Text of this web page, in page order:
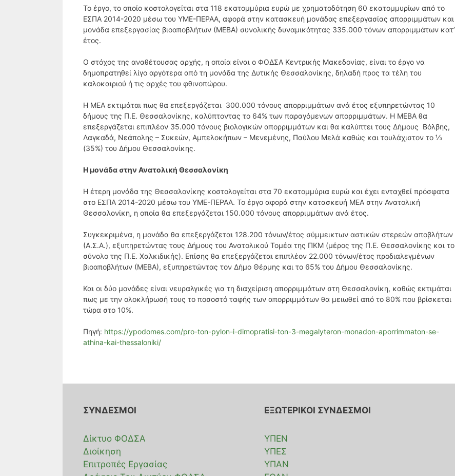
Το έργο, το οποίο κοστολογείται στα 118 εκατομμύρια ευρώ με χρηματοδότηση 60 εκατομμυρίων από το
ΕΣΠΑ 2014-2020 μέσω του ΥΜΕ-ΠΕΡΑΑ, αφορά στην κατασκευή μονάδας επεξεργασίας απορριμμάτων και
μονάδα επεξεργασίας βιοαποβλήτων (ΜΕΒΑ) συνολικής δυναμικότητας 335.000 τόνων απορριμμάτων κατ’
έτος.
Ο στόχος της αναθέτουσας αρχής, η οποία είναι ο ΦΟΔΣΑ Κεντρικής Μακεδονίας, είναι το έργο να
δημοπρατηθεί λίγο αργότερα από τη μονάδα της Δυτικής Θεσσαλονίκης, δηλαδή προς τα τέλη του
καλοκαιριού ή τις αρχές του φθινοπώρου.
Η ΜΕΑ εκτιμάται πως θα επεξεργάζεται 300.000 τόνους απορριμμάτων ανά έτος εξυπηρετώντας 10
δήμους της Π.Ε. Θεσσαλονίκης, καλύπτοντας το 64% των παραγόμενων απορριμμάτων. Η ΜΕΒΑ θα
επεξεργάζεται επιπλέον 35.000 τόνους βιολογικών απορριμμάτων και θα καλύπτει τους Δήμους Βόλβης,
Λαγκαδά, Νεάπολης – Συκεών, Αμπελοκήπων – Μενεμένης, Παύλου Μελά καθώς και τουλάχιστον το ⅓
(35%) του Δήμου Θεσσαλονίκης.
Η μονάδα στην Ανατολική Θεσσαλονίκη
Η έτερη μονάδα της Θεσσαλονίκης κοστολογείται στα 70 εκατομμύρια ευρώ και έχει ενταχθεί πρόσφατα
στο ΕΣΠΑ 2014-2020 μέσω του ΥΜΕ-ΠΕΡΑΑ. Το έργο αφορά στην κατασκευή ΜΕΑ στην Ανατολική
Θεσσαλονίκη, η οποία θα επεξεργάζεται 150.000 τόνους απορριμμάτων ανά έτος.
Συγκεκριμένα, η μονάδα θα επεξεργάζεται 128.200 τόνων/έτος σύμμεικτων αστικών στερεών αποβλήτων
(Α.Σ.Α.), εξυπηρετώντας τους Δήμους του Ανατολικού Τομέα της ΠΚΜ (μέρος της Π.Ε. Θεσσαλονίκης και το
σύνολο της Π.Ε. Χαλκιδικής). Επίσης θα επεξεργάζεται επιπλέον 22.000 τόνων/έτος προδιαλεγμένων
βιοαποβλήτων (ΜΕΒΑ), εξυπηρετώντας τον Δήμο Θέρμης και το 65% του Δήμου Θεσσαλονίκης.
Και οι δύο μονάδες είναι νευραλγικές για τη διαχείριση απορριμμάτων στη Θεσσαλονίκη, καθώς εκτιμάται
πως με την ολοκλήρωσή τους το ποσοστό ταφής των απορριμμάτων θα μειωθεί από το 80% που βρίσκεται
τώρα στο 10%.
Πηγή: https://ypodomes.com/pro-ton-pylon-i-dimopratisi-ton-3-megalyteron-monadon-aporrimmaton-se-
athina-kai-thessaloniki/
ΣΥΝΔΕΣΜΟΙ
Δίκτυο ΦΟΔΣΑ
Διοίκηση
Επιτροπές Εργασίας
ΕΞΩΤΕΡΙΚΟΙ ΣΥΝΔΕΣΜΟΙ
ΥΠΕΝ
ΥΠΕΣ
ΥΠΑΝ